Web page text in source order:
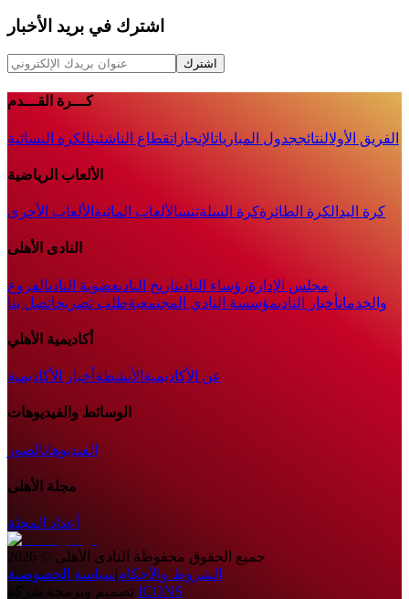
اشترك في بريد الأخبار
اشترك
كـــرة القـــدم
الفريق الأولالنتائججدول المبارياتالإنجازاتقطاع الناشئينالكرة النسائية
الألعاب الرياضية
كرة اليد الكرة الطائرةكرة السلةتنسالألعاب المائية الألعاب الأخرى
النادى الأهلى
مجلس الإدارةرؤساء النادىتاريخ النادىعضوية النادىالفروع
والخدماتأخبار الناديمؤسسة النادي المجتمعيةطلب تصريحاتصل بنا
أكاديمية الأهلي
عن الأكاديمية الأنشطة أخبار الأكاديمية
الوسائط والفيديوهات
الفيديوهاتالصور
مجلة الأهلى
أعداد المجلة
جميع الحقوق محفوظة النادى الأهلى ©
2026
الشروط والأحكام|سياسة الخصوصية
تصميم وبرمجة شركة ICONS